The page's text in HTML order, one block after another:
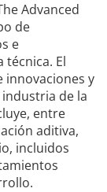
Advanced
de
e
técnica. El
innovaciones y
de la
entre
aditiva,
incluidos